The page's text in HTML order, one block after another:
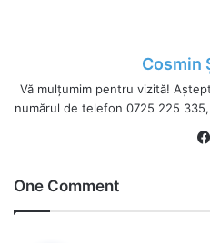
Cosmin
Vă mulțumim pentru vizită!
numărul de telefon 0725 225
One Comment